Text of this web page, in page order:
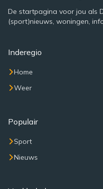
De startpagina voor jou als
(sport)nieuws, woningen,
Inderegio
Home
Weer
Populair
Sport
Nieuws